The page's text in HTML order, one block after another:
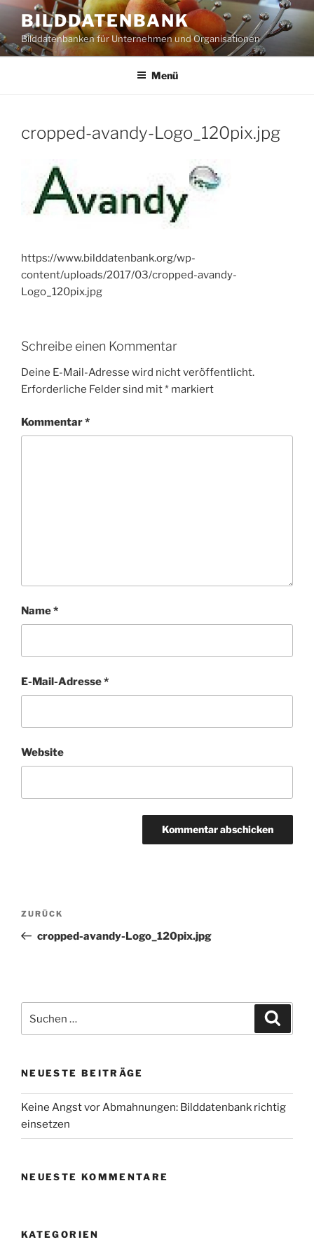
Zum
Inhalt
springen
BILDDATENBANK
Bilddatenbanken für Unternehmen und Organisationen
Menü
cropped-avandy-Logo_120pix.jpg
https://www.bilddatenbank.org/wp-
content/uploads/2017/03/cropped-avandy-
Logo_120pix.jpg
Schreibe einen Kommentar
Deine E-Mail-Adresse wird nicht veröffentlicht.
Erforderliche Felder sind mit* markiert
Kommentar*
Name*
E-Mail-Adresse*
Website
Beitragsnavigation
Vorheriger
Beitrag
ZURÜCK
cropped-avandy-Logo_120pix.jpg
nach:
NEUESTE BEITRÄGE
Keine Angst vor Abmahnungen: Bilddatenbank richtig
einsetzen
NEUESTE KOMMENTARE
KATEGORIEN